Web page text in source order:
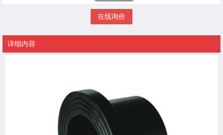
在线询价
详细内容